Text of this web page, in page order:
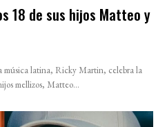
18 de sus hijos Matteo y
música latina, Ricky Martin, celebra la
mellizos, Matteo...